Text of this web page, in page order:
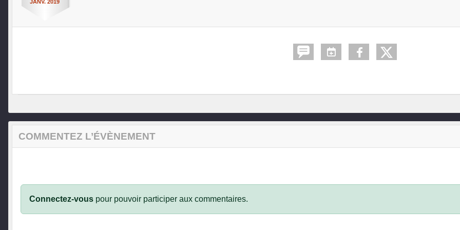
JANV. 2019
COMMENTEZ L’ÉVÈNEMENT
Connectez-vous pour pouvoir participer aux commentaires.